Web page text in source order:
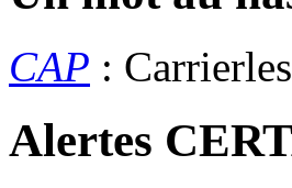
CAP :
Alertes